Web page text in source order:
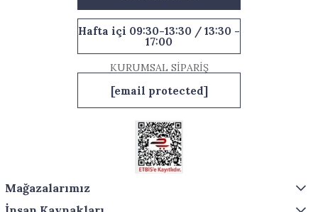
Hafta içi 09:30-13:30 / 13:30 -
17:00
KURUMSAL SİPARİŞ
[email protected]
Mağazalarımız